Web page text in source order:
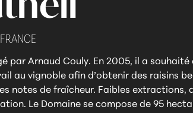
par Arnaud Couly. En 2005, il a souhaité
au vignoble afin d’obtenir des raisins
notes de fraîcheur. Faibles extractions,
Le Domaine se compose de 95